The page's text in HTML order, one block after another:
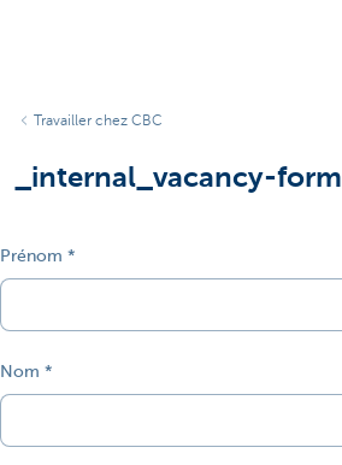
Travailler chez CBC
_internal_vacancy-form
Prénom
Nom